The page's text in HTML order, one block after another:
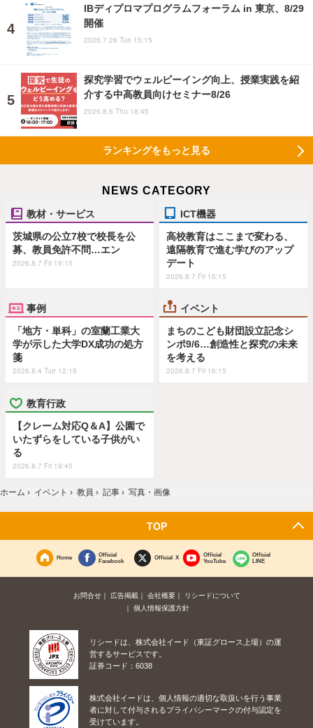
IBディプロマプログラムフォーラム in 東京、8/29
開催
2026.7.28 Tue 15:15
探究学習でウェルビーイング向上、授業実践を紹
介する中高教員向けセミナー8/26
2026.8.6 Thu 18:45
ランキングをもっと見る
NEWS CATEGORY
教材・サービス
茨城県の公立7校で校長を公
募、教員免許不問…エン
2026.8.7 Fri 19:15
ICT機器
高校教育はここまで変わる、
遠隔教育で進む学びのアップ
デート
2026.8.7 Fri 15:15
事例
「地方・単科」の室蘭工業大
学が示した大学DX成功の処方
箋
2026.8.4 Tue 12:15
イベント
まちのこども財団設立記念シ
ンポ9/6…創造性と探究の未来
を考える
2026.8.7 Fri 16:15
教育行政
【クレーム対応Q＆A】公園で
いたずらをしている子供がい
る
2026.8.7 Fri 19:45
ホーム › イベント › 教員 › 記事 › 写真・画像
TOP
Home
Official
Facebook
Official X
Official
YouTube
Official
LINE
お問合せ 広告掲載 会社概要
リシードについて
個人情報保護方針
リシードは、株式会社イード（東証グロース上場）の運
営するサービスです。
証券コード：6038
株式会社イードは、個人情報の適切な取扱いを行う事業
者に対して付与されるプライバシーマークの付与認定を
受けています。